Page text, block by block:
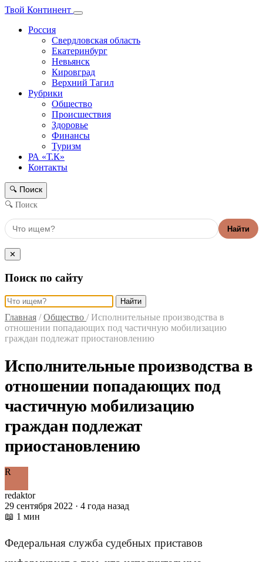
Твой Континент
Россия
Свердловская область
Екатеринбург
Невьянск
Кировград
Верхний Тагил
Рубрики
Общество
Происшествия
Здоровье
Финансы
Туризм
РА «Т.К»
Контакты
🔍 Поиск
🔍 Поиск
Найти
✕
Поиск по сайту
Найти
Главная / Общество / Исполнительные производства в
отношении попадающих под частичную мобилизацию
граждан подлежат приостановлению
Исполнительные производства в
отношении попадающих под
частичную мобилизацию
граждан подлежат
приостановлению
R
redaktor
29 сентября 2022 · 4 года назад
📖 1 мин
Федеральная служба судебных приставов